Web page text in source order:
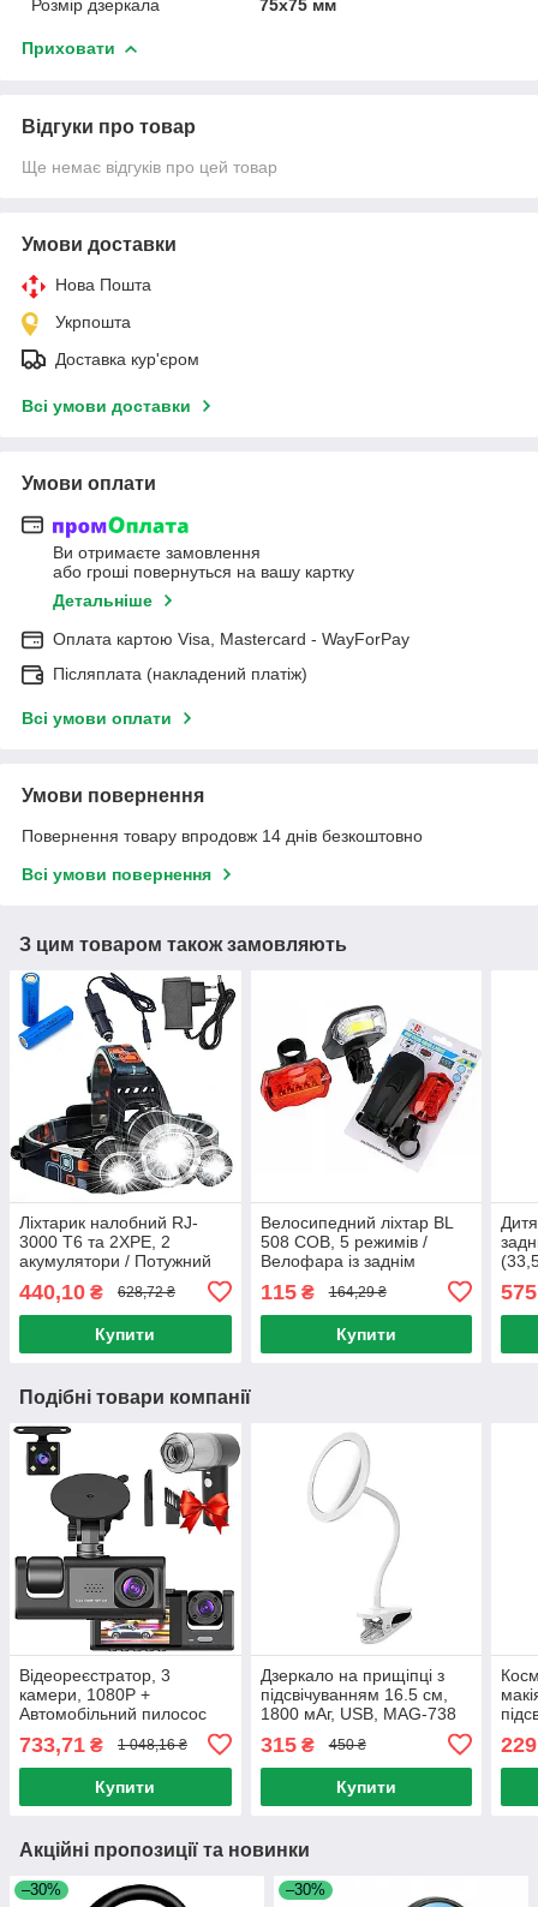
Розмір дзеркала 75х75 мм
Приховати
Відгуки про товар
Ще немає відгуків про цей товар
Умови доставки
Нова Пошта
Укрпошта
Доставка кур'єром
Всі умови доставки
Умови оплати
Ви отримаєте замовлення
або гроші повернуться на вашу картку
Детальніше
Оплата картою Visa, Mastercard - WayForPay
Післяплата (накладений платіж)
Всі умови оплати
Умови повернення
Повернення товару впродовж 14 днів безкоштовно
Всі умови повернення
З цим товаром також замовляють
Ліхтарик налобний RJ-
3000 Т6 та 2XPE, 2
акумулятори / Потужний
акумуляторний ліхтар на
голову з 3 світлодіодами
440,10 ₴ 628,72 ₴
Купити
Велосипедний ліхтар BL
508 COB, 5 режимів /
Велофара із заднім
велофонарів
115₴ 164,29 ₴
Купити
575
Подібні товари компанії
Відеореєстратор, 3
камери, 1080P +
Автомобільний пилосос
Реєстратор в машину /
Автореєстратор
733,71 ₴ 1 048,16 ₴
Купити
Дзеркало на прищіпці з
підсвічуванням 16.5 см,
1800 мАг, USB, MAG-738
(Кругле) Білий / Дзеркало
дзеркало / Дзеркало для
макіяжу
315₴ 450 ₴
Купити
Акційні пропозиції та новинки
–30% –30%